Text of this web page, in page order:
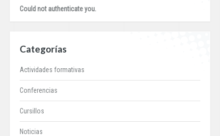
Could not authenticate you.
Categorías
Actividades formativas
Conferencias
Cursillos
Noticias